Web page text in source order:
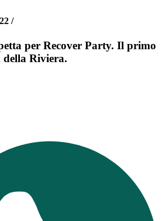
/
per Recover Party. Il primo
Riviera.